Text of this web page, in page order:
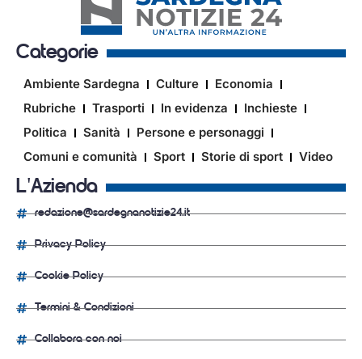
Categorie
Ambiente Sardegna Culture
Economia
Rubriche
Trasporti In evidenza
Inchieste
Politica
Sanità
Persone e personaggi
Comuni e comunità
Sport Storie di sport Video
L'Azienda
redazione@sardegnanotizie24.it
Privacy Policy
Cookie Policy
Termini & Condizioni
Collabora con noi